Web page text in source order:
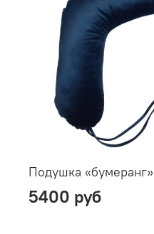
Подушка «бумеранг»
5400 руб